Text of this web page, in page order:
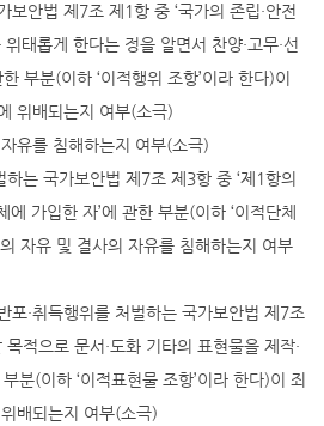
보안법 제7조 제1항 중 ‘국가의 존립·안전
태롭게 한다는 정을 알면서 찬양·고무·선
부분(이하 ‘이적행위 조항’이라 한다)이
위배되는지 여부(소극)
유를 침해하는지 여부(소극)
는 국가보안법 제7조 제3항 중 ‘제1항의
가입한 자’에 관한 부분(이하 ‘이적단체
자유 및 결사의 자유를 침해하는지 여부
포·취득행위를 처벌하는 국가보안법 제7조
적으로 문서·도화 기타의 표현물을 제작·
분(이하 ‘이적표현물 조항’이라 한다)이 죄
배되는지 여부(소극)